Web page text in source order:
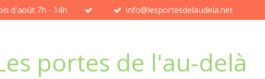
d'août 7h - 14h info@lesportesdelaudela.net
portes de l'au-delà